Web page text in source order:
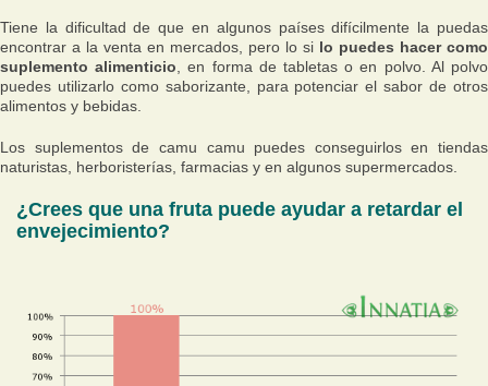
Tiene la dificultad de que en algunos países difícilmente la puedas
encontrar a la venta en mercados, pero lo si lo puedes hacer como
suplemento alimenticio , en forma de tabletas o en polvo. Al polvo
puedes utilizarlo como saborizante, para potenciar el sabor de otros
alimentos y bebidas.
Los suplementos de camu camu puedes conseguirlos en tiendas
naturistas, herboristerías, farmacias y en algunos supermercados.
¿Crees que una fruta puede ayudar a retardar el
envejecimiento?